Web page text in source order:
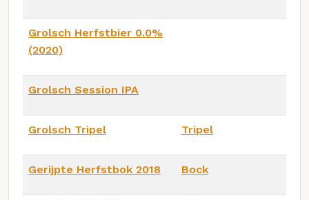
Grolsch Herfstbier 0.0%
(2020)
Grolsch Session IPA
Grolsch Tripel Tripel
Gerijpte Herfstbok 2018 Bock